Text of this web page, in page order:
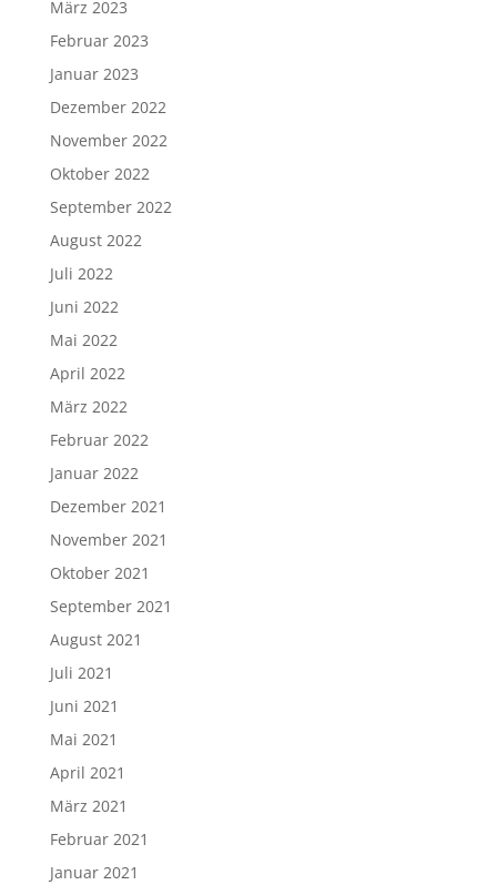
März 2023
Februar 2023
Januar 2023
Dezember 2022
November 2022
Oktober 2022
September 2022
August 2022
Juli 2022
Juni 2022
Mai 2022
April 2022
März 2022
Februar 2022
Januar 2022
Dezember 2021
November 2021
Oktober 2021
September 2021
August 2021
Juli 2021
Juni 2021
Mai 2021
April 2021
März 2021
Februar 2021
Januar 2021